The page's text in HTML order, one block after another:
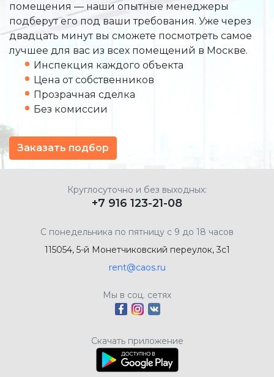
помещения — наши опытные менеджеры
подберут его под ваши требования. Уже через
двадцать минут вы сможете посмотреть самое
лучшее для вас из всех помещений в Москве.
Инспекция каждого объекта
Цена от собственников
Прозрачная сделка
Без комиссии
Заказать подбор
Круглосуточно и без выходных:
+7 916 123-21-08
С понедельника по пятницу с 9 до 18 часов
115054, 5-й Монетчиковский переулок, 3с1
rent@caos.ru
Мы в соц. сетях
Скачать приложение